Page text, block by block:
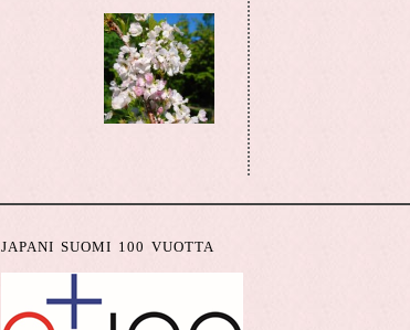
JAPANI SUOMI 100 VUOTTA